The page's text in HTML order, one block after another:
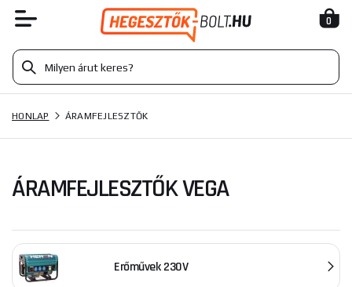
0
HONLAP ÁRAMFEJLESZTŐK
ÁRAMFEJLESZTŐK VEGA
Erőművek 230V